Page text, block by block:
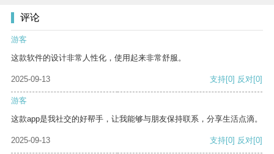
评论
游客
这款软件的设计非常人性化，使用起来非常舒服。
2025-09-13 支持[0] 反对[0]
游客
这款app是我社交的好帮手，让我能够与朋友保持联系，分享生活点滴。
2025-09-13 支持[0] 反对[0]